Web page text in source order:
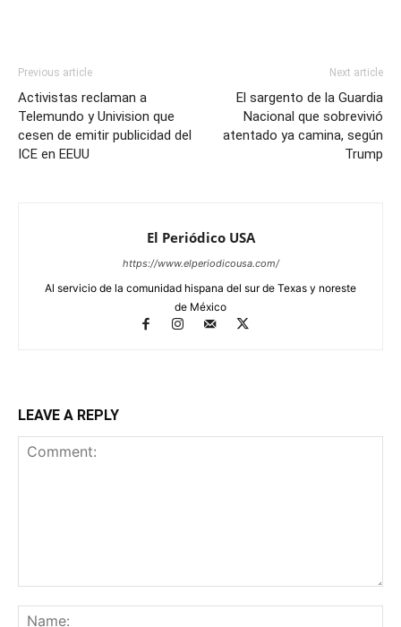
Previous article
Activistas reclaman a
Telemundo y Univision que
cesen de emitir publicidad del
ICE en EEUU
Next article
El sargento de la Guardia
Nacional que sobrevivió
atentado ya camina, según
Trump
El Periódico USA
https://www.elperiodicousa.com/
Al servicio de la comunidad hispana del sur de Texas y noreste
de México
LEAVE A REPLY